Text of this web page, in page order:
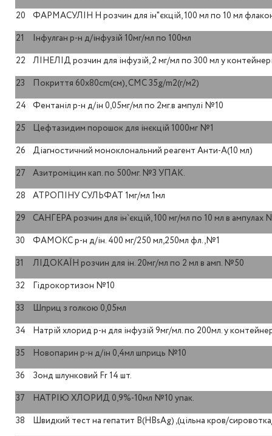
20
ФАРМАСУЛІН Н розчин для ін"єкцій, 100 мл по 10 мл
21
Інфулган р-н д/інфузій 10мг/мл по 100мл
22
ЛІНЕЛІД розчин для інфузій, 2 мг/мл по 300 мл у
23
Покриття 60х80cm(см), CMC 35g/m2(г/м2)
24 Фентаніл р-н д/ін 0,05мг/мл по 2мг.в ампулі №10
25
Цефтазидим порошок для інєкцій 1000мг №1
26
Діагностичний моноклональний реагент Анти-А(10 мл)
27
Азитроміцин кап. по 500мг. №3 УПАК.
28
АТРОПІНУ СУЛЬФАТ 1мг/мл 1мл
29
САНГЕРА розчин для ін`єкцій, 100 мг/мл по 10 мл в ампулах
30
ФАМОКС р-н д/ін. 400 мг/250 мл,250мл фл.,№1
31
ЛІДОКАЇН розчин для ін. 20мг/мл по 2 мл в амп. №50
32
Гідрокортизон №10
33
Шприц з голкою 0,05мл
34
Натрій хлорид р-н для інфузій 9мг/мл. по 200мл. у
35
Новопарин р-н д/ін 0,4мл шприць №10
36
Зонд шлунковий Fr 14 шт.
37
НАТРІЮ ХЛОРИД 0,9%-10мл №10 упак.
38
Швидкий тест на гепатит В(НВsAg) ,(цільна кров/